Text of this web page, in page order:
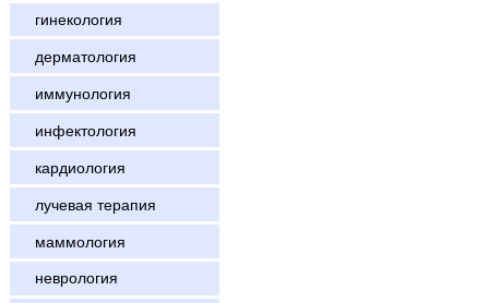
гинекология
дерматология
иммунология
инфектология
кардиология
лучевая терапия
маммология
неврология